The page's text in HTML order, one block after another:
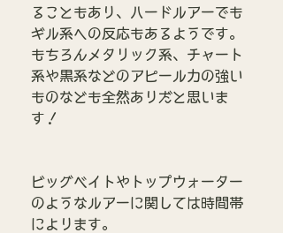
ることもあり、ハードルアーでも
ギル系への反応もあるようです。
もちろんメタリック系、チャート
系や黒系などのアピール力の強い
ものなども全然ありだと思いま
す！
ビッグベイトやトップウォーター
のようなルアーに関しては時間帯
によります。